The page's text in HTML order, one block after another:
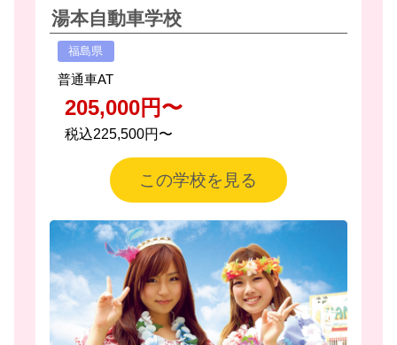
湯本自動車学校
福島県
普通車AT
205,000円〜
税込225,500円〜
この学校を見る